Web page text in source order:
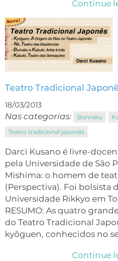
Continue
Teatro Tradicional
18/03/2013
Nas categorias: Bunraku
Teatro tradicional japonês
Darci Kusano é livre-
pela Universidade de São
Mishima: o homem de
(Perspectiva). Foi bolsista
Universidade Rikkyo em
RESUMO: As quatro
do Teatro Tradicional
kyôguen, conhecidos no
Continue